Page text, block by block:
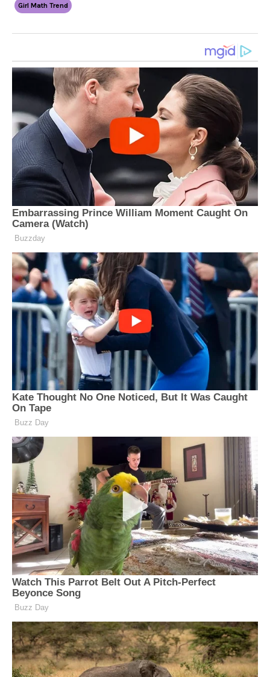
Girl Math Trend